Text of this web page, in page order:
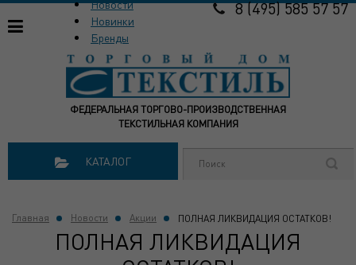
ФЕДЕРАЛЬНАЯ ТОРГОВО-ПРОИЗВОДСТВЕННАЯ
ТЕКСТИЛЬНАЯ КОМПАНИЯ
Новости
Новинки
Бренды
8 (495) 585 57 57
КАТАЛОГ
Главная Новости Акции ПОЛНАЯ ЛИКВИДАЦИЯ ОСТАТКОВ!
ПОЛНАЯ ЛИКВИДАЦИЯ